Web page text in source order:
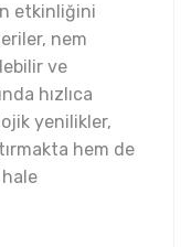
etkinliğini
nem
ve
hızlıca
yenilikler,
hem de